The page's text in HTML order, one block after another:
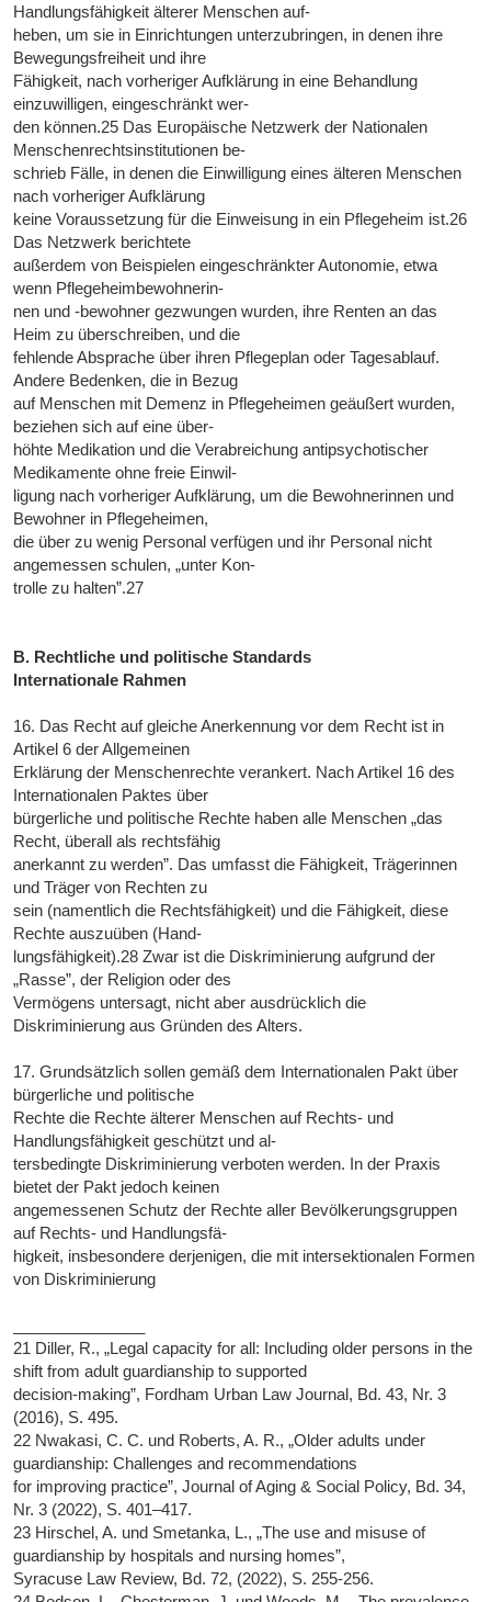
Handlungsfähigkeit älterer Menschen auf-
heben, um sie in Einrichtungen unterzubringen, in denen ihre
Bewegungsfreiheit und ihre
Fähigkeit, nach vorheriger Aufklärung in eine Behandlung
einzuwilligen, eingeschränkt wer-
den können.25 Das Europäische Netzwerk der Nationalen
Menschenrechtsinstitutionen be-
schrieb Fälle, in denen die Einwilligung eines älteren Menschen
nach vorheriger Aufklärung
keine Voraussetzung für die Einweisung in ein Pflegeheim ist.26
Das Netzwerk berichtete
außerdem von Beispielen eingeschränkter Autonomie, etwa
wenn Pflegeheimbewohnerin-
nen und -bewohner gezwungen wurden, ihre Renten an das
Heim zu überschreiben, und die
fehlende Absprache über ihren Pflegeplan oder Tagesablauf.
Andere Bedenken, die in Bezug
auf Menschen mit Demenz in Pflegeheimen geäußert wurden,
beziehen sich auf eine über-
höhte Medikation und die Verabreichung antipsychotischer
Medikamente ohne freie Einwil-
ligung nach vorheriger Aufklärung, um die Bewohnerinnen und
Bewohner in Pflegeheimen,
die über zu wenig Personal verfügen und ihr Personal nicht
angemessen schulen, „unter Kon-
trolle zu halten”.27
B. Rechtliche und politische Standards
Internationale Rahmen
16. Das Recht auf gleiche Anerkennung vor dem Recht ist in
Artikel 6 der Allgemeinen
Erklärung der Menschenrechte verankert. Nach Artikel 16 des
Internationalen Paktes über
bürgerliche und politische Rechte haben alle Menschen „das
Recht, überall als rechtsfähig
anerkannt zu werden”. Das umfasst die Fähigkeit, Trägerinnen
und Träger von Rechten zu
sein (namentlich die Rechtsfähigkeit) und die Fähigkeit, diese
Rechte auszuüben (Hand-
lungsfähigkeit).28 Zwar ist die Diskriminierung aufgrund der
„Rasse”, der Religion oder des
Vermögens untersagt, nicht aber ausdrücklich die
Diskriminierung aus Gründen des Alters.
17. Grundsätzlich sollen gemäß dem Internationalen Pakt über
bürgerliche und politische
Rechte die Rechte älterer Menschen auf Rechts- und
Handlungsfähigkeit geschützt und al-
tersbedingte Diskriminierung verboten werden. In der Praxis
bietet der Pakt jedoch keinen
angemessenen Schutz der Rechte aller Bevölkerungsgruppen
auf Rechts- und Handlungsfä-
higkeit, insbesondere derjenigen, die mit intersektionalen Formen
von Diskriminierung
21 Diller, R., „Legal capacity for all: Including older persons in the
shift from adult guardianship to supported
decision-making”, Fordham Urban Law Journal, Bd. 43, Nr. 3
(2016), S. 495.
22 Nwakasi, C. C. und Roberts, A. R., „Older adults under
guardianship: Challenges and recommendations
for improving practice”, Journal of Aging & Social Policy, Bd. 34,
Nr. 3 (2022), S. 401–417.
23 Hirschel, A. und Smetanka, L., „The use and misuse of
guardianship by hospitals and nursing homes”,
Syracuse Law Review, Bd. 72, (2022), S. 255-256.